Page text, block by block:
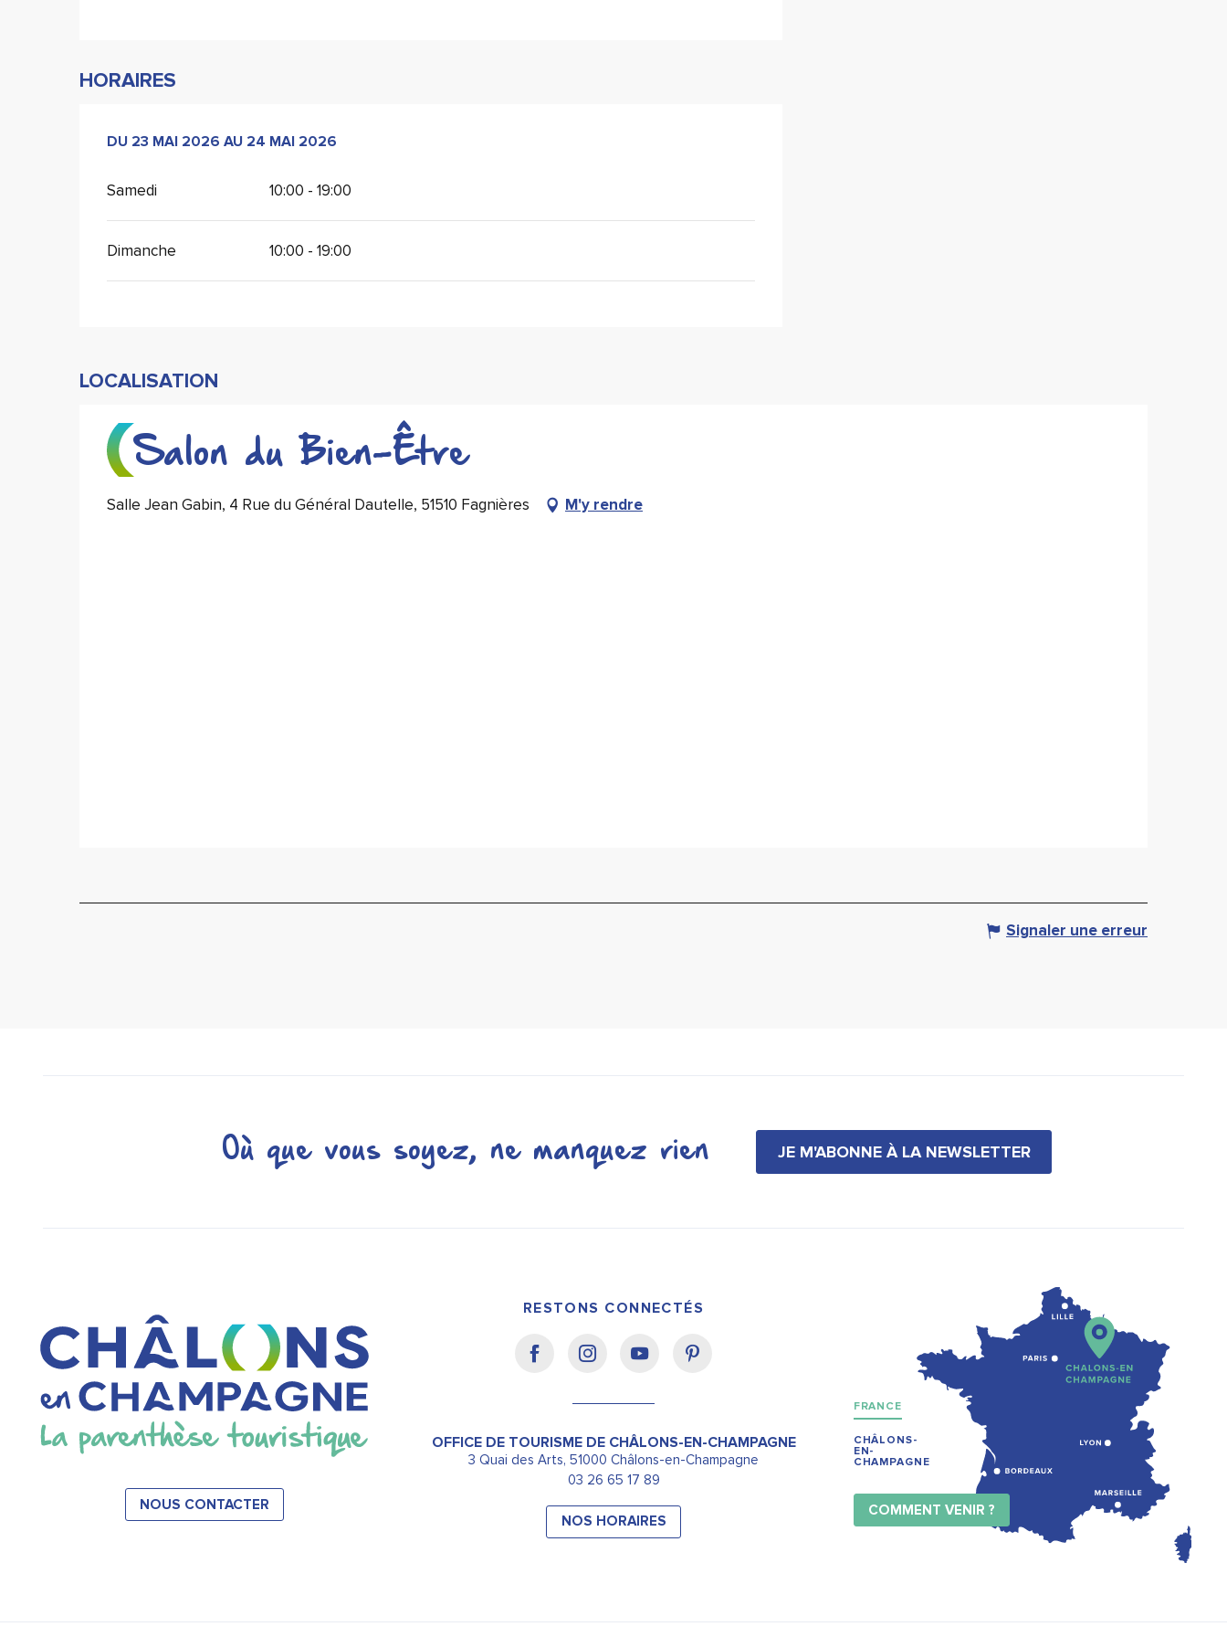
HORAIRES
DU 23 MAI 2026AU 24 MAI 2026
DU 23 MAI 2026AU 24 MAI 2026
Samedi 10:00 - 19:00
Dimanche 10:00 - 19:00
LOCALISATION
Salon du Bien-Être
Salle Jean Gabin, 4 Rue du Général Dautelle, 51510 Fagnières M'y rendre
Signaler une erreur
Où que vous soyez, ne manquez rien JE M'ABONNE À LA NEWSLETTER
NOUS CONTACTER
RESTONS CONNECTÉS
OFFICE DE TOURISME DE CHÂLONS-EN-CHAMPAGNE
3 Quai des Arts, 51000 Châlons-en-Champagne
03 26 65 17 89
NOS HORAIRES
FRANCE
CHÂLONS-
EN-
CHAMPAGNE
COMMENT VENIR ?